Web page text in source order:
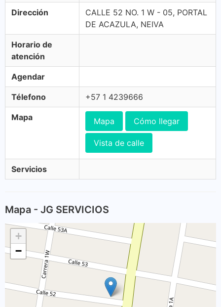
Dirección
CALLE 52 NO. 1 W - 05, PORTAL
DE ACAZULA, NEIVA
Horario de
atención
Agendar
Télefono +57 1 4239666
Mapa Mapa Cómo llegar
Vista de calle
Servicios
Mapa - JG SERVICIOS
+
−